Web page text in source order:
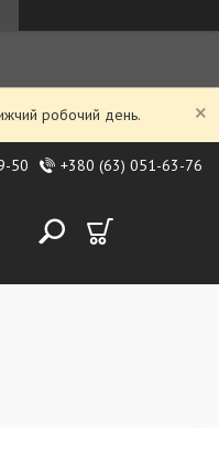
робочий день.
50 +380 (63) 051-63-76